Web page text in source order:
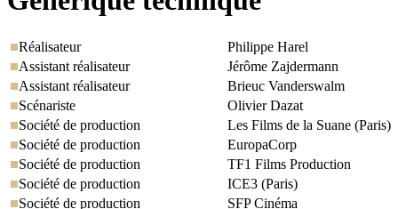
Réalisateur
Philippe Harel
Assistant réalisateur
Jérôme Zajdermann
Assistant réalisateur
Brieuc Vanderswalm
Scénariste
Olivier Dazat
Société de production
Les Films de la Suane (Paris)
Société de production
EuropaCorp
Société de production
TF1 Films Production
Société de production
ICE3 (Paris)
Société de production
SFP Cinéma